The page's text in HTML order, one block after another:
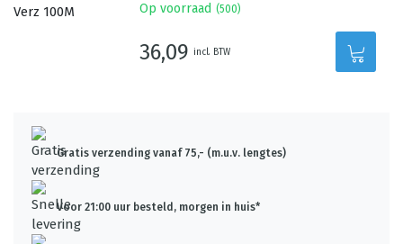
Op voorraad (500)
36,09 incl. BTW
Gratis verzending vanaf 75,- (m.u.v. lengtes)
Voor 21:00 uur besteld, morgen in huis*